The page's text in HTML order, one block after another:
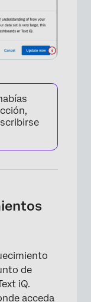
×
de
iQ.
acceda